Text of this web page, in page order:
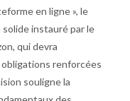
en ligne », le
solide instauré par le
qui devra
obligations renforcées
souligne la